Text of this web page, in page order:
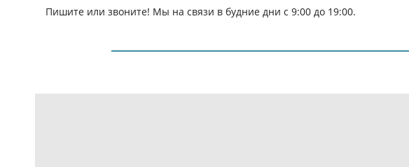
Пишите или звоните! Мы на связи в будние дни с 9:00 до 19:00.